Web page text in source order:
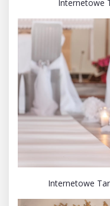
Internetowe
Internetowe